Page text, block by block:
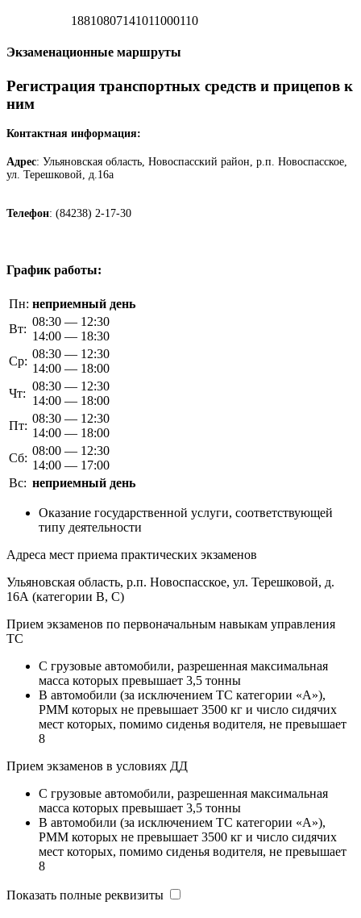
18810807141011000110
Экзаменационные маршруты
Регистрация транспортных средств и прицепов к
ним
Контактная информация:
Адрес: Ульяновская область, Новоспасский район, р.п. Новоспасское,
ул. Терешковой, д.16а
Телефон: (84238) 2-17-30
График работы:
Пн: неприемный день
Вт:
08:30 — 12:30
14:00 — 18:30
Ср:
08:30 — 12:30
14:00 — 18:00
Чт:
08:30 — 12:30
14:00 — 18:00
Пт:
08:30 — 12:30
14:00 — 18:00
Сб:
08:00 — 12:30
14:00 — 17:00
Вс: неприемный день
Оказание государственной услуги, соответствующей
типу деятельности
Адреса мест приема практических экзаменов
Ульяновская область, р.п. Новоспасское, ул. Терешковой, д.
16А (категории В, С)
Прием экзаменов по первоначальным навыкам управления
ТС
C грузовые автомобили, разрешенная максимальная
масса которых превышает 3,5 тонны
B автомобили (за исключением ТС категории «A»),
РММ которых не превышает 3500 кг и число сидячих
мест которых, помимо сиденья водителя, не превышает
8
Прием экзаменов в условиях ДД
C грузовые автомобили, разрешенная максимальная
масса которых превышает 3,5 тонны
B автомобили (за исключением ТС категории «A»),
РММ которых не превышает 3500 кг и число сидячих
мест которых, помимо сиденья водителя, не превышает
8
Показать полные реквизиты